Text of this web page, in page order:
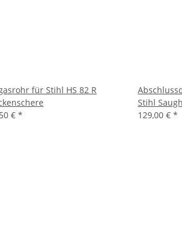
für Stihl HS 82 R
€ *
Stihl
129,00 € *